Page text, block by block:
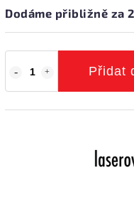
Dodáme přibližně za
Přidat